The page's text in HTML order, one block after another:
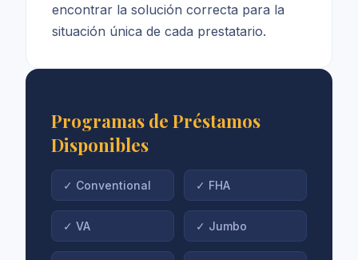
encontrar la solución correcta para la
situación única de cada prestatario.
Programas de Préstamos
Disponibles
✓ Conventional ✓ FHA
✓ VA ✓ Jumbo